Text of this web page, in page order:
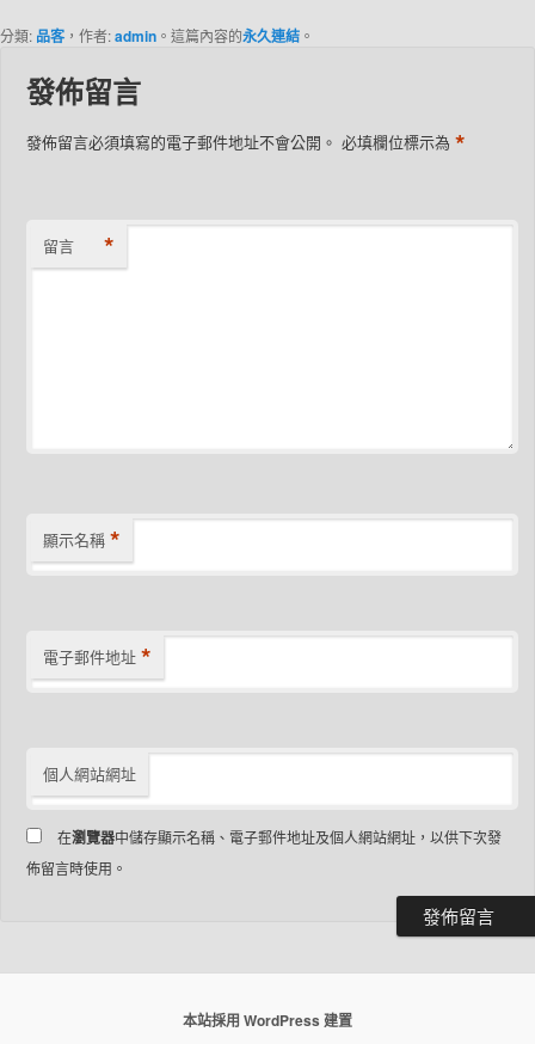
分類: 品客 ，作者:admin 。這篇內容的永久連結 。
發佈留言
發佈留言必須填寫的電子郵件地址不會公開。 必填欄位標示為*
留言 *
顯示名稱 *
電子郵件地址 *
個人網站網址
在瀏覽器中儲存顯示名稱、電子郵件地址及個人網站網址，以供下次發
佈留言時使用。
本站採用 WordPress 建置